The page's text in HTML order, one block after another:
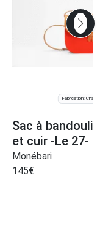
Fabrication:
Sac à
et cuir -Le 27-
Monébari
145€